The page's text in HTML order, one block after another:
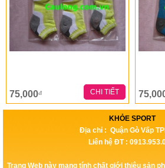
75,000đ CHI TIẾT
KHỎE SPORT
Địa chỉ : Quận Gò Vấp
Liên hệ ĐT :
Trang Web này mang tính chất giới thiệu sản